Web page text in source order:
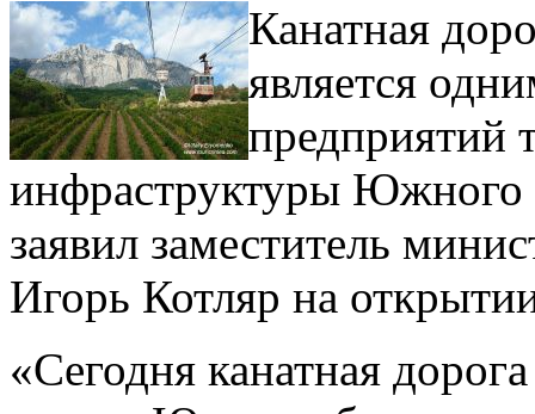
Канатная
является
предприятий
инфраструктуры
заявил заместитель
Игорь Котляр на
«Сегодня канатная